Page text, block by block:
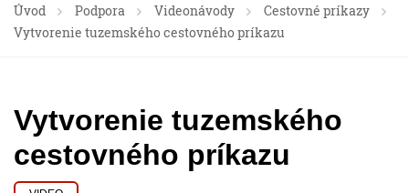
Úvod Podpora Videonávody
Cestovné príkazy
Vytvorenie tuzemského cestovného príkazu
Vytvorenie tuzemského
cestovného príkazu